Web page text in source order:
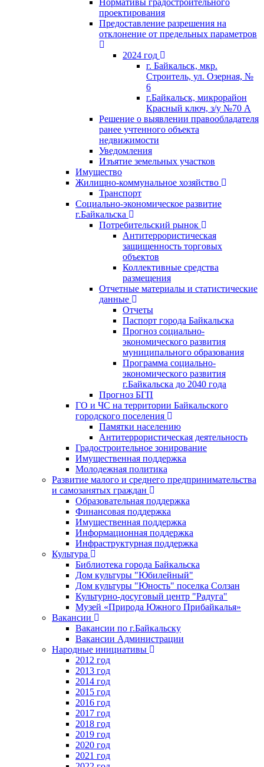
проектирования
Предоставление разрешения на
отклонение от предельных параметров
2024 год
г. Байкальск, мкр.
Строитель, ул. Озерная, №
6
г.Байкальск, микрорайон
Красный ключ, з/у №70 А
Решение о выявлении правообладателя
ранее учтенного объекта
недвижимости
Уведомления
Изъятие земельных участков
Имущество
Жилищно-коммунальное хозяйство
Транспорт
Социально-экономическое развитие
г.Байкальска
Потребительский рынок
Антитеррористическая
защищенность торговых
объектов
Коллективные средства
размещения
Отчетные материалы и статистические
данные
Отчеты
Паспорт города Байкальска
Прогноз социально-
экономического развития
муниципального образования
Программа социально-
экономического развития
г.Байкальска до 2040 года
Прогноз БГП
ГО и ЧС на территории Байкальского
городского поселения
Памятки населению
Антитеррористическая деятельность
Градостроительное зонирование
Имущественная поддержка
Молодежная политика
Развитие малого и среднего предпринимательства
и самозанятых граждан
Образовательная поддержка
Финансовая поддержка
Имущественная поддержка
Информационная поддержка
Инфраструктурная поддержка
Культура
Библиотека города Байкальска
Дом культуры "Юбилейный"
Дом культуры "Юность" поселка Солзан
Культурно-досуговый центр "Радуга"
Музей «Природа Южного Прибайкалья»
Вакансии
Вакансии по г.Байкальску
Вакансии Администрации
Народные инициативы
2012 год
2013 год
2014 год
2015 год
2016 год
2017 год
2018 год
2019 год
2020 год
2021 год